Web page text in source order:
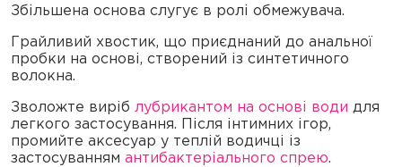
Збільшена основа слугує в ролі обмежувача.
Грайливий хвостик, що приєднаний до анальної
пробки на основі, створений із синтетичного
волокна.
Зволожте виріб лубрикантом на основі води для
легкого застосування. Після інтимних ігор,
промийте аксесуар у теплій водичці із
застосуванням антибактеріального спрею.